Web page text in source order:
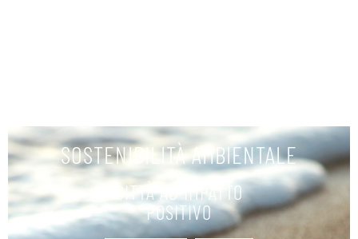
SOSTENIBILITÀ AMBIENTALE
CITTÀ AD IMPATTO
POSITIVO